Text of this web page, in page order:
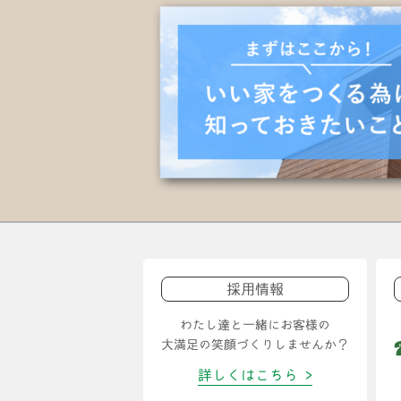
採用情報
わたし達と一緒にお客様の
大満足の笑顔づくりしませんか？
詳しくはこちら >